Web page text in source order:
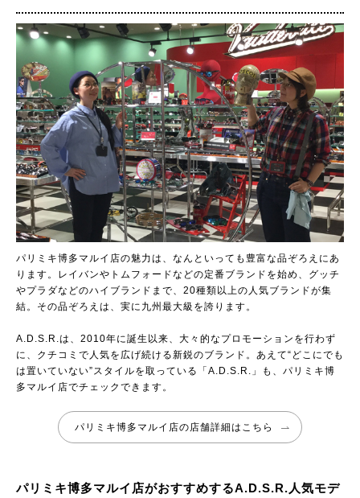
パリミキ博多マルイ店の魅力は、なんといっても豊富な品ぞろえにあ
ります。レイバンやトムフォードなどの定番ブランドを始め、グッチ
やプラダなどのハイブランドまで、20種類以上の人気ブランドが集
結。その品ぞろえは、実に九州最大級を誇ります。
A.D.S.R.は、2010年に誕生以来、大々的なプロモーションを行わず
に、クチコミで人気を広げ続ける新鋭のブランド。あえて“どこにでも
は置いていない”スタイルを取っている「A.D.S.R.」も、パリミキ博
多マルイ店でチェックできます。
パリミキ博多マルイ店の店舗詳細はこちら
パリミキ博多マルイ店がおすすめするA.D.S.R.人気モデ